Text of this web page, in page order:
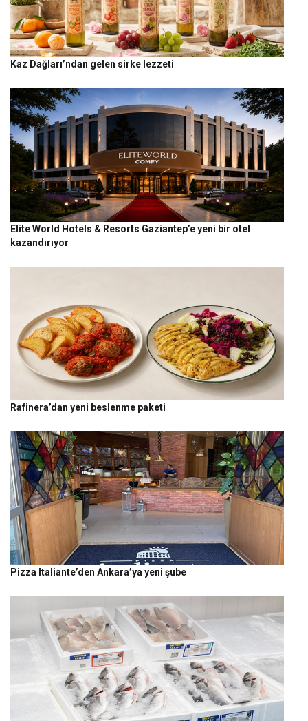
Kaz Dağları’ndan gelen sirke lezzeti
Elite World Hotels & Resorts Gaziantep’e yeni bir otel
kazandırıyor
Rafinera’dan yeni beslenme paketi
Pizza Italiante’den Ankara’ya yeni şube